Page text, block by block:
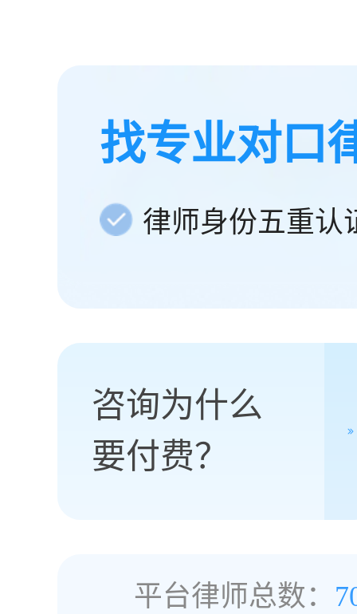
找专业对口
律师身份五重认
咨询为什么
要付费？
平台律师总数：